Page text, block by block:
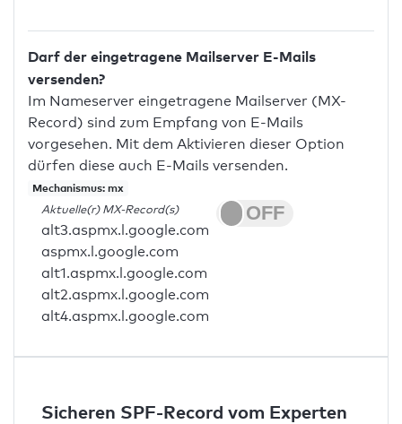
Darf der eingetragene Mailserver E-Mails
versenden?
Im Nameserver eingetragene Mailserver (MX-
Record) sind zum Empfang von E-Mails
vorgesehen. Mit dem Aktivieren dieser Option
dürfen diese auch E-Mails versenden.
Mechanismus: mx
Aktuelle(r) MX-Record(s)
alt3.aspmx.l.google.com
aspmx.l.google.com
alt1.aspmx.l.google.com
alt2.aspmx.l.google.com
alt4.aspmx.l.google.com
Sicheren SPF-Record vom Experten